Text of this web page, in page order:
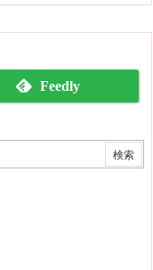
Feedly